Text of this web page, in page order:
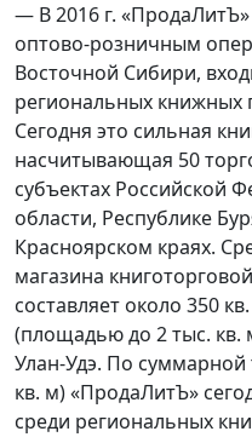
— В 2016 г.
оптово-розничным
Восточной Сибири,
региональных книжных
Сегодня это сильная
насчитывающая 50
субъектах Российской
области, Республике
Красноярском краях.
магазина
составляет около 350
(площадью до 2 тыс. кв.
Улан-Удэ. По
кв. м) «ПродаЛитЪ»
среди региональных